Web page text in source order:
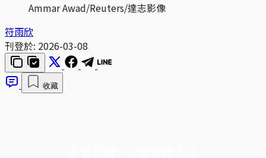
Ammar Awad/Reuters/達志影像
符雨欣
刊登於: 2026-03-08
收藏